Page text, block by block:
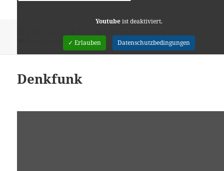
Youtubeist deaktiviert.
✓ Erlauben Datenschutzbedingungen
Schreibe einen Kommentar
zu Christoph Sieber
Denkfunk